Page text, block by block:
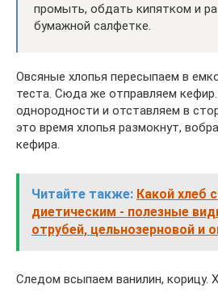
промыть, обдать кипятком и
бумажной салфетке.
Овсяные хлопья пересыпаем в
теста. Сюда же отправляем
однородности и отставляем в
это время хлопья размокнут,
кефира.
Читайте также: Какой хлеб
диетическим - полезные
отрубей, цельнозерновой и
Следом всыпаем ванилин, корицу.